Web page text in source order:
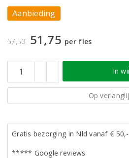
Aanbieding
57,50 51,75 per fles
In
Op
Gratis bezorging in Nld vanaf € 50,-
***** Google reviews